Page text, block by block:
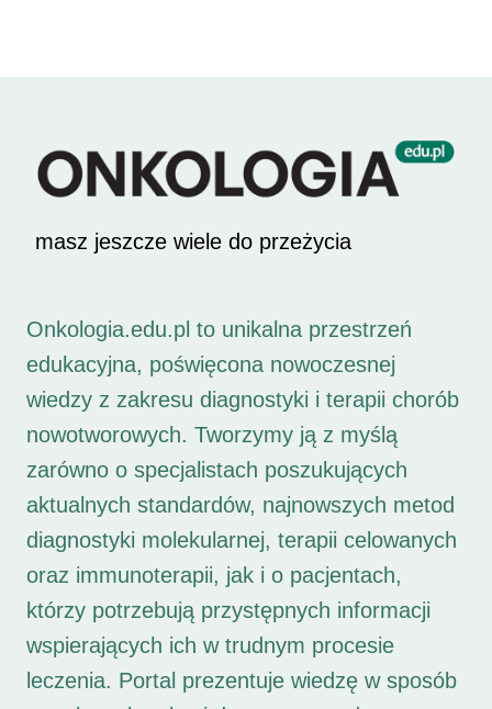
masz jeszcze wiele do przeżycia
Onkologia.edu.pl to unikalna przestrzeń
edukacyjna, poświęcona nowoczesnej
wiedzy z zakresu diagnostyki i terapii chorób
nowotworowych. Tworzymy ją z myślą
zarówno o specjalistach poszukujących
aktualnych standardów, najnowszych metod
diagnostyki molekularnej, terapii celowanych
oraz immunoterapii, jak i o pacjentach,
którzy potrzebują przystępnych informacji
wspierających ich w trudnym procesie
leczenia. Portal prezentuje wiedzę w sposób